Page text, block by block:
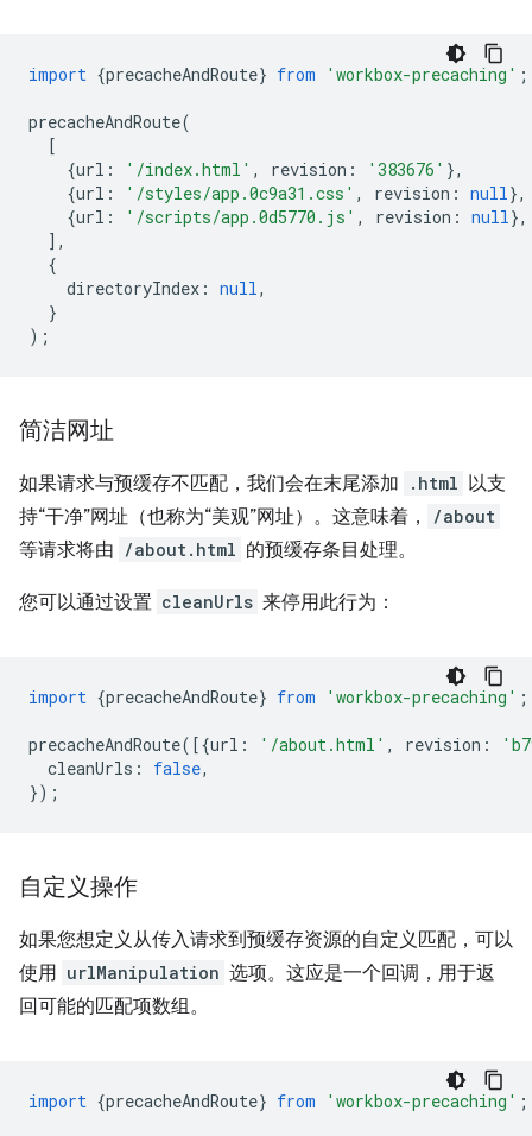
import {precacheAndRoute} from 'workbox-precaching' ;
precacheAndRoute(
[
{url : '/index.html' , revision : '383676' },
{url : '/styles/app.0c9a31.css' , revision : null},
{url : '/scripts/app.0d5770.js' , revision : null},
],
{
directoryIndex : null,
}
);
简洁网址
如果请求与预缓存不匹配，我们会在末尾添加 .html 以支
持“干净”网址（也称为“美观”网址）。这意味着，
/about
等请求将由 /about.html 的预缓存条目处理。
您可以通过设置 cleanUrls 来停用此行为：
import {precacheAndRoute} from 'workbox-precaching' ;
precacheAndRoute([{url : '/about.html' , revision :
cleanUrls : false,
});
自定义操作
如果您想定义从传入请求到预缓存资源的自定义匹配，可以
使用 urlManipulation 选项。这应是一个回调，用于返
回可能的匹配项数组。
import {precacheAndRoute} from 'workbox-precaching' ;